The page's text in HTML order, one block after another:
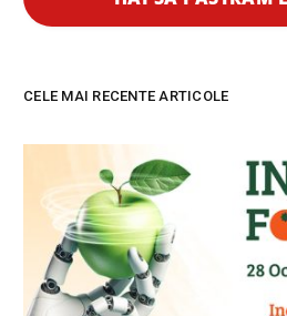
CELE MAI RECENTE ARTICOLE